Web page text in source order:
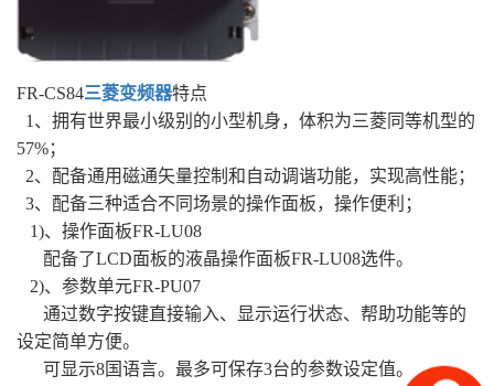
FR-CS84三菱变频器特点
1、拥有世界最小级别的小型机身，体积为三菱同等机型的
57%；
2、配备通用磁通矢量控制和自动调谐功能，实现高性能；
3、配备三种适合不同场景的操作面板，操作便利；
1)、操作面板FR-LU08
配备了LCD面板的液晶操作面板FR-LU08选件。
2)、参数单元FR-PU07
通过数字按键直接输入、显示运行状态、帮助功能等的
设定简单方便。
可显示8国语言。最多可保存3台的参数设定值。